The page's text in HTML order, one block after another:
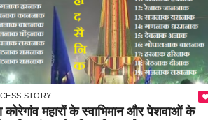
STORY
कोरेगांव महारों के स्वाभिमान और पेशवाओं के